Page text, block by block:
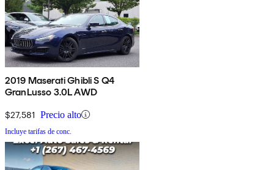
2019 Maserati Ghibli S Q4
GranLusso 3.0L AWD
$27,581 Precio alto
Incluye tarifas de conc.